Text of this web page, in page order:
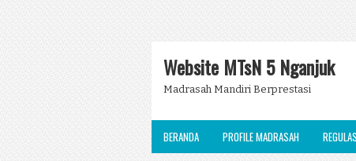
Website MTsN 5 Nganjuk
Madrasah Mandiri Berprestasi
BERANDA PROFILE MADRASAH